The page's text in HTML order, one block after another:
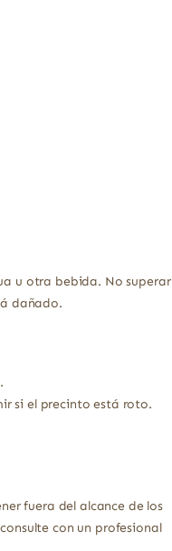
u otra bebida. No superar
dañado.
si el precinto está roto.
fuera del alcance de los
con un profesional